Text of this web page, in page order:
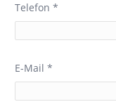
Telefon *
E-Mail *